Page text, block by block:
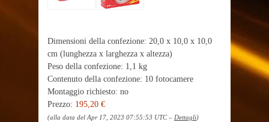
Dimensioni della confezione: 20,0 x 10,0 x 10,0
cm (lunghezza x larghezza x altezza)
Peso della confezione: 1,1 kg
Contenuto della confezione: 10 fotocamere
Montaggio richiesto: no
Prezzo: 195,20 €
(alla data del Apr 17, 2023 07:55:53 UTC – Dettagli)